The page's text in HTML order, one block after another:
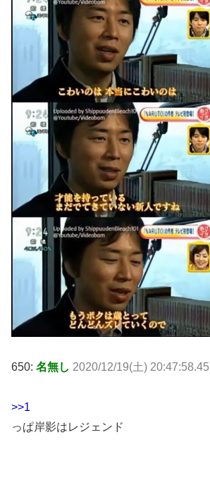
650: 名無し 2020/12/19(土)
>>1
っぱ岸影はレジェンド